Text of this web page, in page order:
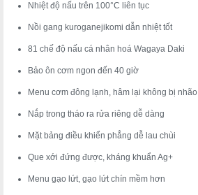
Nhiệt độ nấu trên 100°C liên tục
Nồi gang kuroganejikomi dẫn nhiệt tốt
81 chế độ nấu cá nhân hoá Wagaya Daki
Bảo ôn cơm ngon đến 40 giờ
Menu cơm đông lạnh, hâm lại không bị nhão
Nắp trong tháo ra rửa riêng dễ dàng
Mặt bảng điều khiển phẳng dễ lau chùi
Que xới đứng được, kháng khuẩn Ag+
Menu gạo lứt, gạo lứt chín mềm hơn